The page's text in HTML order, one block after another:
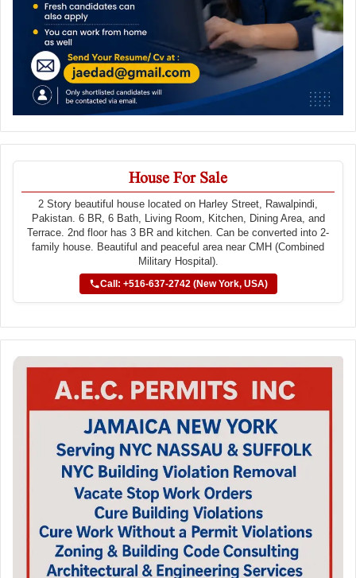
House For Sale
2 Story beautiful house located on Harley Street, Rawalpindi,
Pakistan. 6 BR, 6 Bath, Living Room, Kitchen, Dining Area, and
Terrace. 2nd floor has 3 BR and kitchen. Can be converted into 2-
family house. Beautiful and peaceful area near CMH (Combined
Military Hospital).
Call: +516-637-2742 (New York, USA)